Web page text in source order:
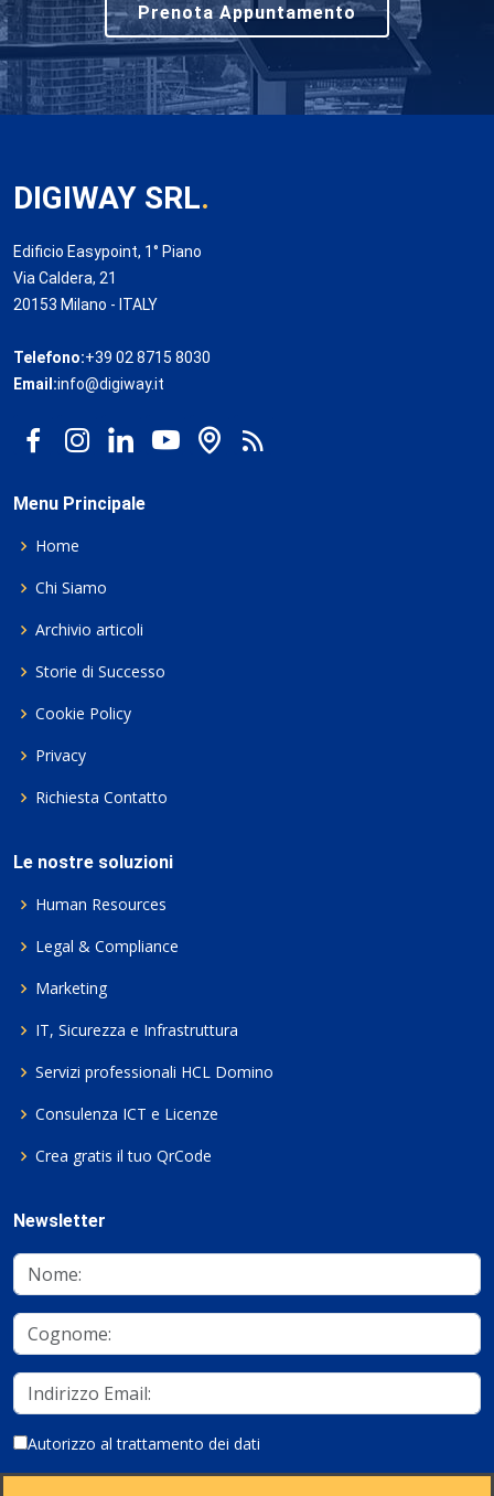
Prenota Appuntamento
DIGIWAY SRL.
Edificio Easypoint, 1° Piano
Via Caldera, 21
20153 Milano - ITALY
Telefono:+39 02 8715 8030
Email:info@digiway.it
Menu Principale
Home
Chi Siamo
Archivio articoli
Storie di Successo
Cookie Policy
Privacy
Richiesta Contatto
Le nostre soluzioni
Human Resources
Legal & Compliance
Marketing
IT, Sicurezza e Infrastruttura
Servizi professionali HCL Domino
Consulenza ICT e Licenze
Crea gratis il tuo QrCode
Newsletter
Autorizzo al trattamento dei dati